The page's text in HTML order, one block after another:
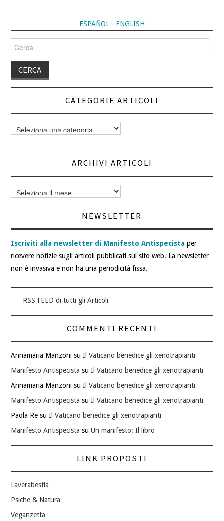
ESPAÑOL- ENGLISH
Cerca
per:
CATEGORIE ARTICOLI
Categorie
articoli
ARCHIVI ARTICOLI
Archivi
articoli
NEWSLETTER
Iscriviti alla newsletter di Manifesto Antispecista per
ricevere notizie sugli articoli pubblicati sul sito web. La newsletter
non è invasiva e non ha una periodicità fissa.
RSS FEED di tutti gli Articoli
COMMENTI RECENTI
Annamaria Manzoni suIl Vaticano benedice gli xenotrapianti
Manifesto Antispecista suIl Vaticano benedice gli xenotrapianti
Annamaria Manzoni suIl Vaticano benedice gli xenotrapianti
Manifesto Antispecista suIl Vaticano benedice gli xenotrapianti
Paola Re suIl Vaticano benedice gli xenotrapianti
Manifesto Antispecista suUn manifesto: Il libro
LINK PROPOSTI
Laverabestia
Psiche & Natura
Veganzetta